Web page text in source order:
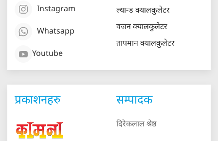
Instagram
Whatsapp
Youtube
ल्यान्ड क्यालकुलेटर
वजन क्यालकुलेटर
तापमान क्यालकुलेटर
प्रकाशनहरु सम्पादक
दिरेकलाल श्रेष्ठ